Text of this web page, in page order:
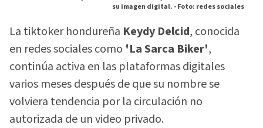
su imagen digital. -Foto: redes sociales
La tiktoker hondureña Keydy Delcid, conocida
en redes sociales como 'La Sarca Biker',
continúa activa en las plataformas digitales
varios meses después de que su nombre se
volviera tendencia por la circulación no
autorizada de un video privado.